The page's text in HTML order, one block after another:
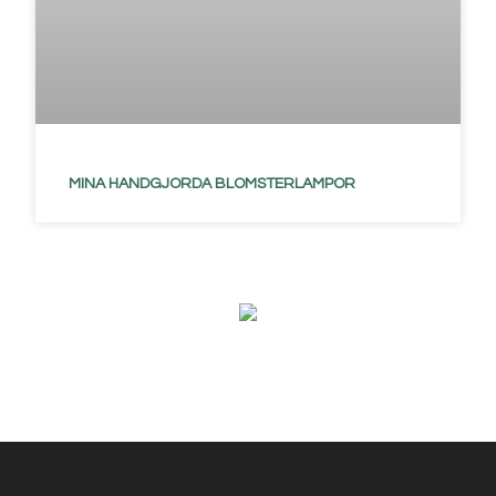
MINA HANDGJORDA BLOMSTERLAMPOR